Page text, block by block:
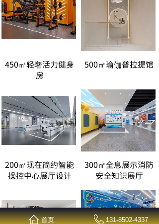
450㎡轻奢活力健身
房
500㎡瑜伽普拉提馆
200㎡现在简约智能
操控中心展厅设计
300㎡全息展示消防
安全知识展厅
首页 131-8502-4337